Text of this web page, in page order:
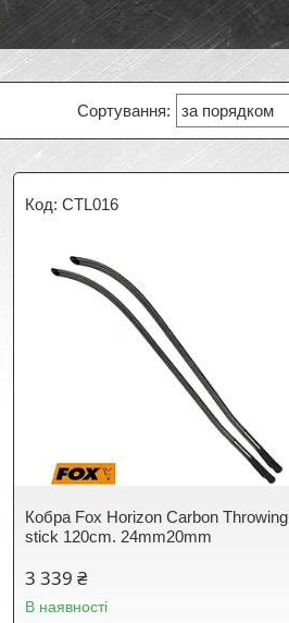
CTL016
Кобра Fox Horizon Carbon Throwing
stick 120cm. 24mm20mm
3 339 ₴
В наявності